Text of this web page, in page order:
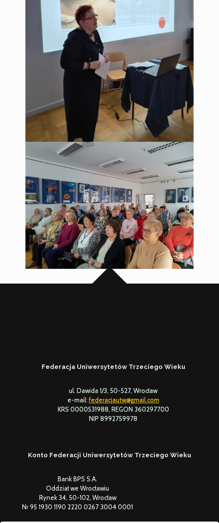
Federacja Uniwersytetów Trzeciego Wieku
ul. Dawida 1/3, 50-527, Wrocław
e-mail:federacjautw@gmail.com
KRS 0000531988, REGON 360297700
NIP 8992759978
Konto Federacji Uniwersytetów Trzeciego Wieku
Bank BPS S.A.
Oddział we Wrocławiu
Rynek 34, 50-102, Wrocław
Nr 95 1930 1190 2220 0267 3004 0001